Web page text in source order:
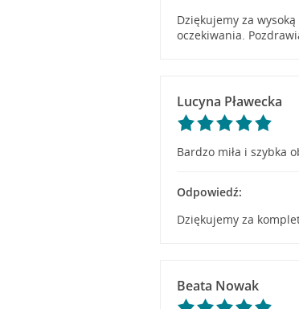
Dziękujemy za wysoką
oczekiwania.
Lucyna Pławecka
Bardzo miła i szybka
Odpowiedź:
Dziękujemy za
Beata Nowak